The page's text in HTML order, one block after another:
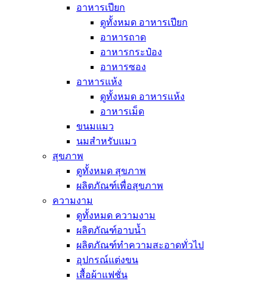
อาหารเปียก
ดูทั้งหมด อาหารเปียก
อาหารถาด
อาหารกระป๋อง
อาหารซอง
อาหารแห้ง
ดูทั้งหมด อาหารแห้ง
อาหารเม็ด
ขนมแมว
นมสำหรับแมว
สุขภาพ
ดูทั้งหมด สุขภาพ
ผลิตภัณฑ์เพื่อสุขภาพ
ความงาม
ดูทั้งหมด ความงาม
ผลิตภัณฑ์อาบน้ำ
ผลิตภัณฑ์ทำความสะอาดทั่วไป
อุปกรณ์แต่งขน
เสื้อผ้าแฟชั่น